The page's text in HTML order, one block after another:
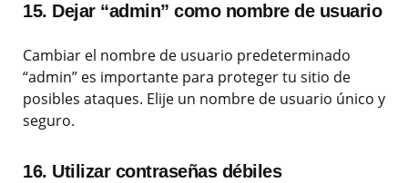
15. Dejar “admin” como nombre de usuario
Cambiar el nombre de usuario predeterminado
“admin” es importante para proteger tu sitio de
posibles ataques. Elije un nombre de usuario único y
seguro.
16. Utilizar contraseñas débiles